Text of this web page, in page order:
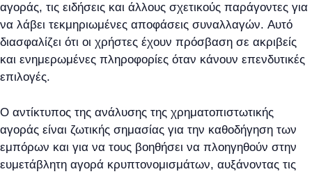
αγοράς, τις ειδήσεις και άλλους σχετικούς παράγοντες για
να λάβει τεκμηριωμένες αποφάσεις συναλλαγών. Αυτό
διασφαλίζει ότι οι χρήστες έχουν πρόσβαση σε ακριβείς
και ενημερωμένες πληροφορίες όταν κάνουν επενδυτικές
επιλογές.
Ο αντίκτυπος της ανάλυσης της χρηματοπιστωτικής
αγοράς είναι ζωτικής σημασίας για την καθοδήγηση των
εμπόρων και για να τους βοηθήσει να πλοηγηθούν στην
ευμετάβλητη αγορά κρυπτονομισμάτων, αυξάνοντας τις